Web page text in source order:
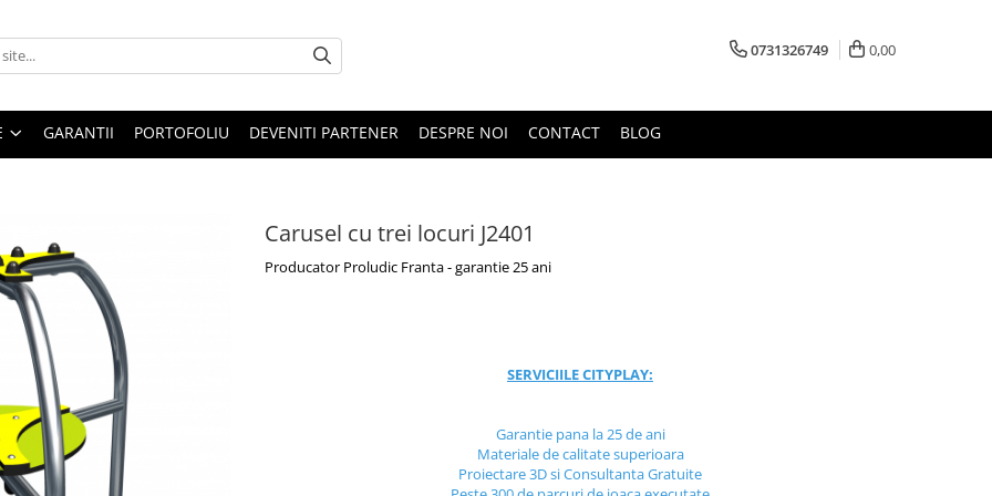
0731326749 0,00
GARANTII PORTOFOLIU DEVENITI PARTENER DESPRE NOI CONTACT BLOG
Carusel cu trei locuri J2401
Producator Proludic Franta - garantie 25 ani
SERVICIILE CITYPLAY:
Garantie pana la 25 de ani
Materiale de calitate superioara
Proiectare 3D si Consultanta Gratuite